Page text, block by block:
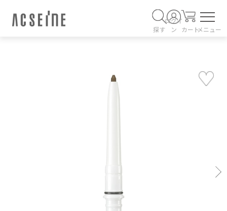
探す
ログイ
ン
カートメニュー